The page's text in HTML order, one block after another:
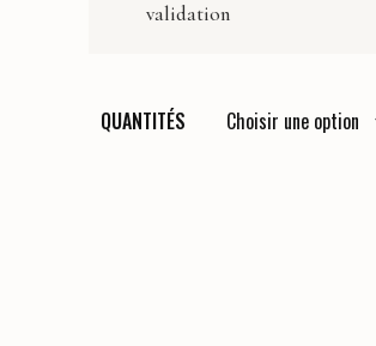
validation
QUANTITÉS